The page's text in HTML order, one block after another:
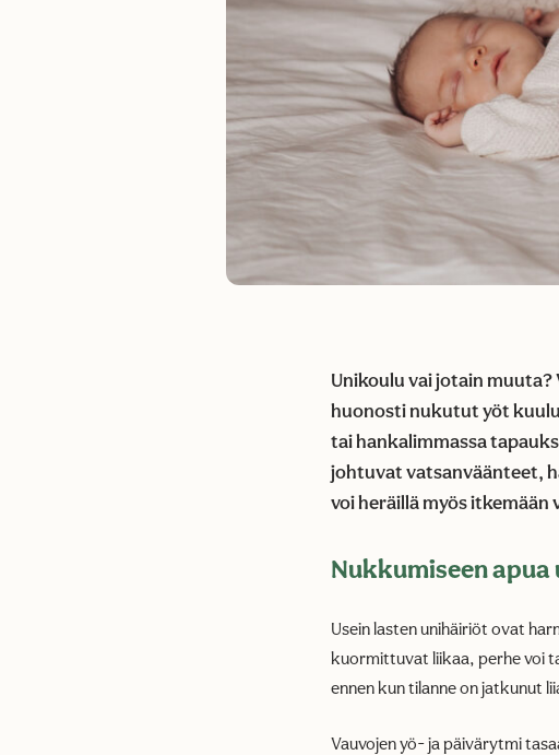
Unikoulu vai jotain
huonosti nukutut yöt
tai hankalimmassa
johtuvat vatsanväänteet,
voi heräillä myös
Nukkumiseen
Usein lasten unihäiriöt ovat
kuormittuvat liikaa, perhe voi
ennen kun tilanne on jatkunut
Vauvojen yö- ja päivärytmi